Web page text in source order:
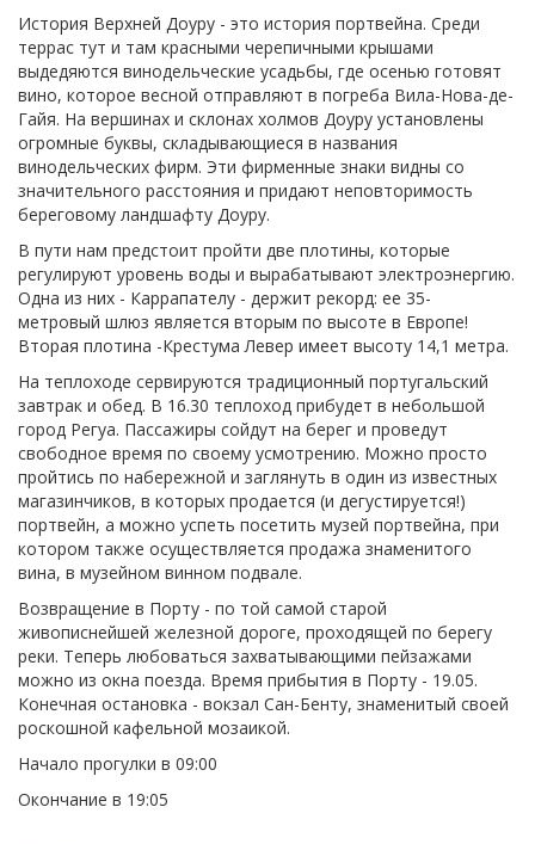
История Верхней Доуру - это история портвейна. Среди
террас тут и там красными черепичными крышами
выдедяются винодельческие усадьбы, где осенью готовят
вино, которое весной отправляют в погреба Вила-Нова-де-
Гайя. На вершинах и склонах холмов Доуру установлены
огромные буквы, складывающиеся в названия
винодельческих фирм. Эти фирменные знаки видны со
значительного расстояния и придают неповторимость
береговому ландшафту Доуру.
В пути нам предстоит пройти две плотины, которые
регулируют уровень воды и вырабатывают электроэнергию.
Одна из них - Каррапателу - держит рекорд: ее 35-
метровый шлюз является вторым по высоте в Европе!
Вторая плотина -Крестума Левер имеет высоту 14,1 метра.
На теплоходе сервируются традиционный португальский
завтрак и обед. В 16.30 теплоход прибудет в небольшой
город Регуа. Пассажиры сойдут на берег и проведут
свободное время по своему усмотрению. Можно просто
пройтись по набережной и заглянуть в один из известных
магазинчиков, в которых продается (и дегустируется!)
портвейн, а можно успеть посетить музей портвейна, при
котором также осуществляется продажа знаменитого
вина, в музейном винном подвале.
Возвращение в Порту - по той самой старой
живописнейшей железной дороге, проходящей по берегу
реки. Теперь любоваться захватывающими пейзажами
можно из окна поезда. Время прибытия в Порту - 19.05.
Конечная остановка - вокзал Сан-Бенту, знаменитый своей
роскошной кафельной мозаикой.
Начало прогулки в 09:00
Окончание в 19:05